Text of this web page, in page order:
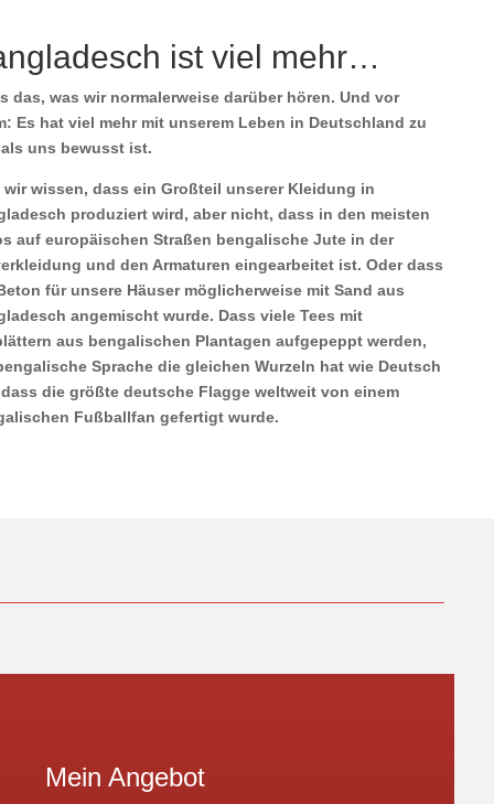
ist viel mehr…
das, was wir normalerweise darüber hören. Und vor
Es hat viel mehr mit unserem Leben in Deutschland zu
uns bewusst ist.
wir wissen, dass ein Großteil unserer Kleidung in
produziert wird, aber nicht, dass in den meisten
auf europäischen Straßen bengalische Jute in der
und den Armaturen eingearbeitet ist. Oder dass
für unsere Häuser möglicherweise mit Sand aus
angemischt wurde. Dass viele Tees mit
aus bengalischen Plantagen aufgepeppt werden,
Sprache die gleichen Wurzeln hat wie Deutsch
die größte deutsche Flagge weltweit von einem
Fußballfan gefertigt wurde.
Mein Angebot